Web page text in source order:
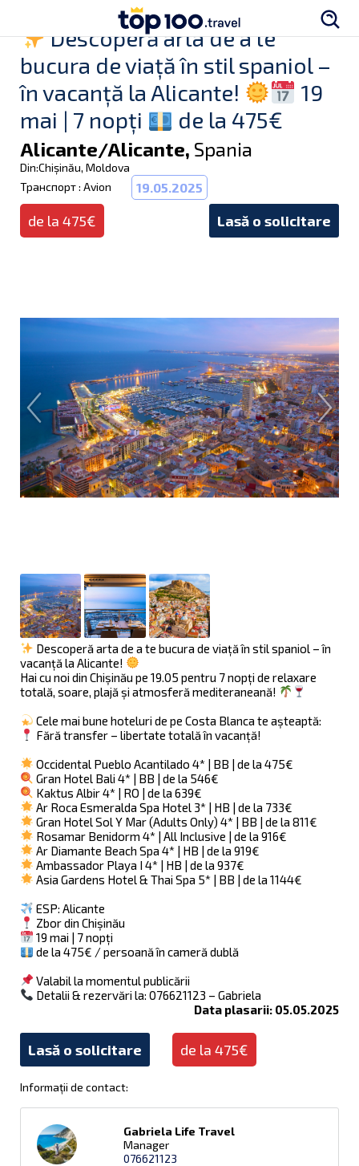
Descoperă arta de a te
bucura de viață în stil spaniol –
în vacanță la Alicante!
19
mai | 7 nopți
de la 475€
Alicante/Alicante, Spania
Din:Chișinău, Moldova
Транспорт : Avion
19.05.2025
de la 475€ Lasă o solicitare
Descoperă arta de a te bucura de viață în stil spaniol – în
vacanță la Alicante!
Hai cu noi din Chișinău pe 19.05 pentru 7 nopți de relaxare
totală, soare, plajă și atmosferă mediteraneană!
Cele mai bune hoteluri de pe Costa Blanca te așteaptă:
Fără transfer – libertate totală în vacanță!
Occidental Pueblo Acantilado 4* | BB | de la 475€
Gran Hotel Bali 4* | BB | de la 546€
Kaktus Albir 4* | RO | de la 639€
Ar Roca Esmeralda Spa Hotel 3* | HB | de la 733€
Gran Hotel Sol Y Mar (Adults Only) 4* | BB | de la 811€
Rosamar Benidorm 4* | All Inclusive | de la 916€
Ar Diamante Beach Spa 4* | HB | de la 919€
Ambassador Playa I 4* | HB | de la 937€
Asia Gardens Hotel & Thai Spa 5* | BB | de la 1144€
ESP: Alicante
Zbor din Chișinău
19 mai | 7 nopți
de la 475€ / persoană în cameră dublă
Valabil la momentul publicării
Detalii & rezervări la: 076621123 – Gabriela
Data plasarii: 05.05.2025
Lasă o solicitare de la 475€
Informații de contact:
Gabriela Life Travel
Manager
076621123